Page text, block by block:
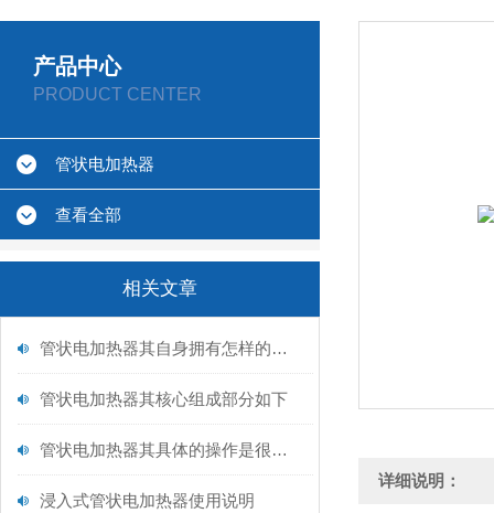
产品中心
PRODUCT CENTER
管状电加热器
查看全部
相关文章
管状电加热器其自身拥有怎样的特点呢？
管状电加热器其核心组成部分如下
管状电加热器其具体的操作是很有讲究的
浸入式管状电加热器使用说明
详细说明：